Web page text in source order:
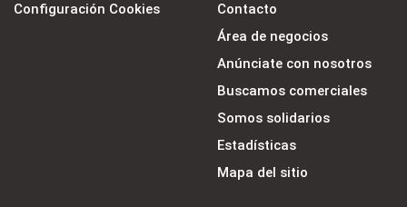
Configuración Cookies
Contacto
Área de negocios
Anúnciate con nosotros
Buscamos comerciales
Somos solidarios
Estadísticas
Mapa del sitio